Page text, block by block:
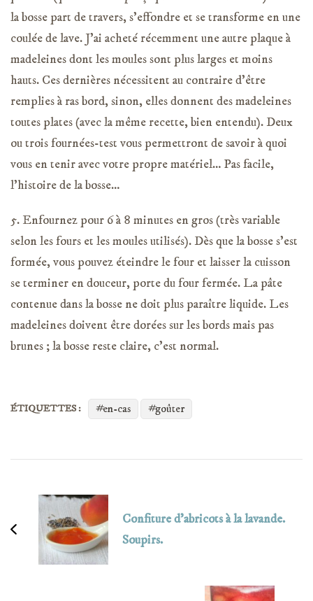
la bosse part de travers, s’effondre et se transforme en une
coulée de lave. J’ai acheté récemment une autre plaque à
madeleines dont les moules sont plus larges et moins
hauts. Ces dernières nécessitent au contraire d’être
remplies à ras bord, sinon, elles donnent des madeleines
toutes plates (avec la même recette, bien entendu). Deux
ou trois fournées-test vous permettront de savoir à quoi
vous en tenir avec votre propre matériel… Pas facile,
l’histoire de la bosse…
5. Enfournez pour 6 à 8 minutes en gros (très variable
selon les fours et les moules utilisés). Dès que la bosse s’est
formée, vous pouvez éteindre le four et laisser la cuisson
se terminer en douceur, porte du four fermée. La pâte
contenue dans la bosse ne doit plus paraître liquide. Les
madeleines doivent être dorées sur les bords mais pas
brunes ; la bosse reste claire, c’est normal.
ÉTIQUETTES : en-cas goûter
d'article
Confiture d’abricots à la lavande.
Soupirs.